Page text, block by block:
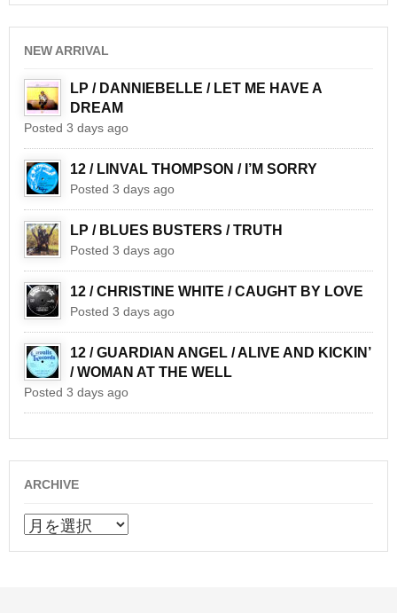
NEW ARRIVAL
LP / DANNIEBELLE / LET ME HAVE A
DREAM
Posted 3 days ago
12 / LINVAL THOMPSON / I’M SORRY
Posted 3 days ago
LP / BLUES BUSTERS / TRUTH
Posted 3 days ago
12 / CHRISTINE WHITE / CAUGHT BY LOVE
Posted 3 days ago
12 / GUARDIAN ANGEL / ALIVE AND KICKIN’
/ WOMAN AT THE WELL
Posted 3 days ago
ARCHIVE
ARCHIVE